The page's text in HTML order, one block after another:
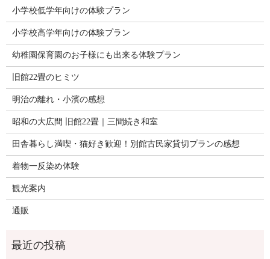
小学校低学年向けの体験プラン
小学校高学年向けの体験プラン
幼稚園保育園のお子様にも出来る体験プラン
旧館22畳のヒミツ
明治の離れ・小濱の感想
昭和の大広間 旧館22畳｜三間続き和室
田舎暮らし満喫・猫好き歓迎！別館古民家貸切プランの感想
着物一反染め体験
観光案内
通販